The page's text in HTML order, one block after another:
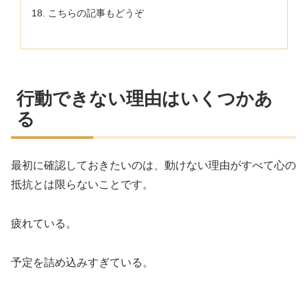
こちらの記事もどうぞ
行動できない理由はいくつかあ
る
最初に確認しておきたいのは、動けない理由がすべて心の
抵抗とは限らないことです。
疲れている。
予定を詰め込みすぎている。